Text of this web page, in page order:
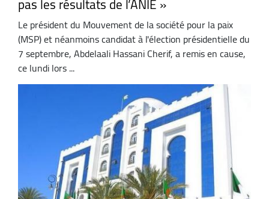
pas les résultats de l’ANIE »
Le président du Mouvement de la société pour la paix
(MSP) et néanmoins candidat à l'élection présidentielle du
7 septembre, Abdelaali Hassani Cherif, a remis en cause,
ce lundi lors ...